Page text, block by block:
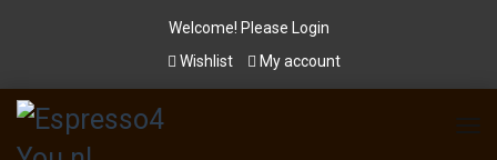
Welcome! Please
Login
Wishlist
My account